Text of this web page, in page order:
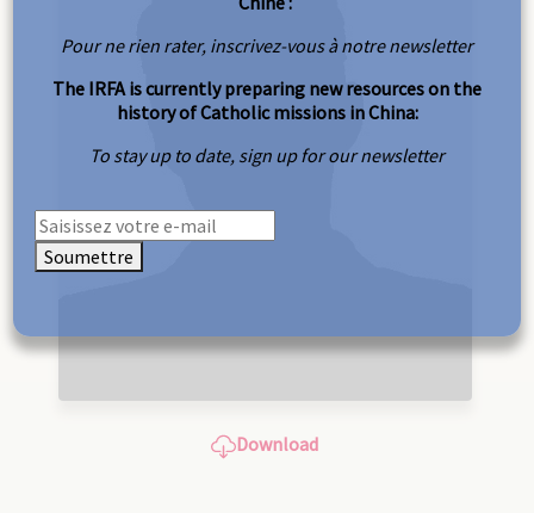
Download
Pour ne rien rater, inscrivez-vous à notre newsletter
The IRFA is currently preparing new resources on the
history of Catholic missions in China:
To stay up to date, sign up for our newsletter
Soumettre